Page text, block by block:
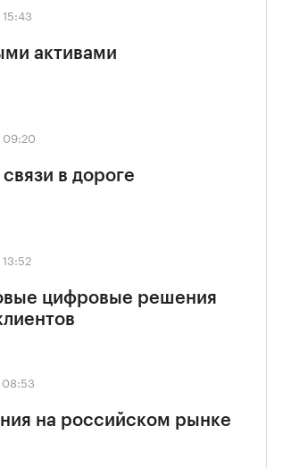
активами
в дороге
цифровые решения
на российском рынке